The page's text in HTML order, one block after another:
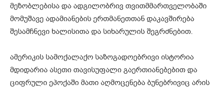
მეზობლებისა და ადგილობრივ თვითმმართველობაში
მომუშავე ადამიანების ერთმანეთთან დაკავშირება
შესამჩნევი ხალისითა და სიხარულის შეგრძნებით.
ამერიკის სამოქალაქო საზოგადოებრივი ისტორია
მდიდარია ასეთი თავისუფალი გაერთიანებებით და
ციფრული ეპოქაში მათი აღმოცენება ბუნებრივიც არის